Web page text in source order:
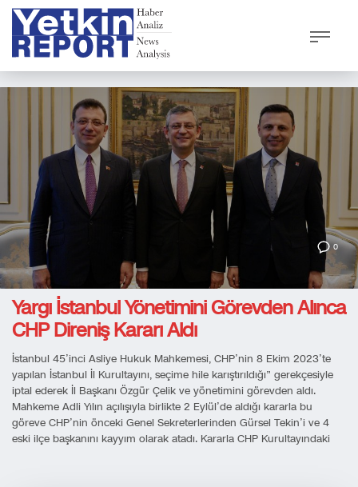
0
Yargı İstanbul Yönetimini Görevden Alınca
CHP Direniş Kararı Aldı
İstanbul 45’inci Asliye Hukuk Mahkemesi, CHP’nin 8 Ekim 2023’te
yapılan İstanbul İl Kurultayını, seçime hile karıştırıldığı” gerekçesiyle
iptal ederek İl Başkanı Özgür Çelik ve yönetimini görevden aldı.
Mahkeme Adli Yılın açılışıyla birlikte 2 Eylül’de aldığı kararla bu
göreve CHP’nin önceki Genel Sekreterlerinden Gürsel Tekin’i ve 4
eski ilçe başkanını kayyım olarak atadı. Kararla CHP Kurultayındaki